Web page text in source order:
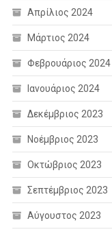
Απρίλιος 2024
Μάρτιος 2024
Φεβρουάριος 2024
Ιανουάριος 2024
Δεκέμβριος 2023
Νοέμβριος 2023
Οκτώβριος 2023
Σεπτέμβριος 2023
Αύγουστος 2023